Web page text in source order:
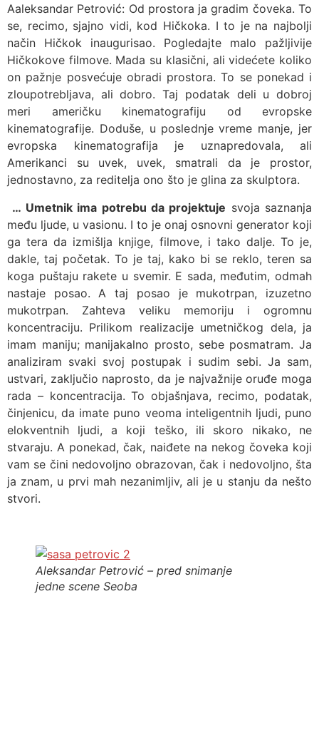
Aaleksandar Petrović: Od prostora ja gradim čoveka. To
se, recimo, sjajno vidi, kod Hičkoka. I to je na najbolji
način Hičkok inaugurisao. Pogledajte malo pažljivije
Hičkokove filmove. Mada su klasični, ali videćete koliko
on pažnje posvećuje obradi prostora. To se ponekad i
zloupotrebljava, ali dobro. Taj podatak deli u dobroj
meri američku kinematografiju od evropske
kinematografije. Doduše, u poslednje vreme manje, jer
evropska kinematografija je uznapredovala, ali
Amerikanci su uvek, uvek, smatrali da je prostor,
jednostavno, za reditelja ono što je glina za skulptora.
… Umetnik ima potrebu da projektuje svoja saznanja
među ljude, u vasionu. I to je onaj osnovni generator koji
ga tera da izmišlja knjige, filmove, i tako dalje. To je,
dakle, taj početak. To je taj, kako bi se reklo, teren sa
koga puštaju rakete u svemir. E sada, međutim, odmah
nastaje posao. A taj posao je mukotrpan, izuzetno
mukotrpan. Zahteva veliku memoriju i ogromnu
koncentraciju. Prilikom realizacije umetničkog dela, ja
imam maniju; manijakalno prosto, sebe posmatram. Ja
analiziram svaki svoj postupak i sudim sebi. Ja sam,
ustvari, zaključio naprosto, da je najvažnije oruđe moga
rada – koncentracija. To objašnjava, recimo, podatak,
činjenicu, da imate puno veoma inteligentnih ljudi, puno
elokventnih ljudi, a koji teško, ili skoro nikako, ne
stvaraju. A ponekad, čak, naiđete na nekog čoveka koji
vam se čini nedovoljno obrazovan, čak i nedovoljno, šta
ja znam, u prvi mah nezanimljiv, ali je u stanju da nešto
stvori.
Aleksandar Petrović – pred snimanje
jedne scene Seoba